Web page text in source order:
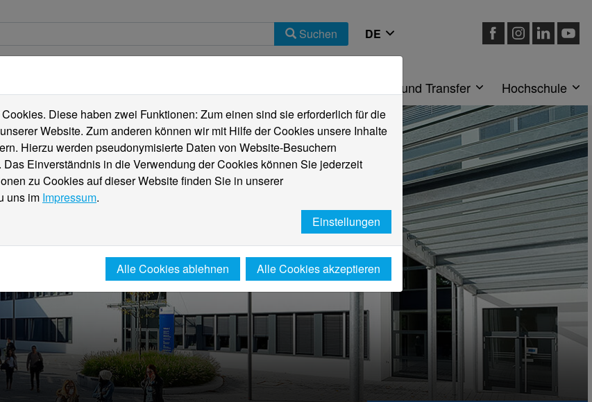
Suchen
Forschung und Transfer Hochschule
Diese haben zwei Funktionen: Zum einen sind sie erforderlich für die
Website. Zum anderen können wir mit Hilfe der Cookies unsere Inhalte
Hierzu werden pseudonymisierte Daten von Website-Besuchern
Einverständnis in die Verwendung der Cookies können Sie jederzeit
zu Cookies auf dieser Website finden Sie in unserer
uns im Impressum.
Einstellungen
Alle Cookies ablehnen Alle Cookies akzeptieren